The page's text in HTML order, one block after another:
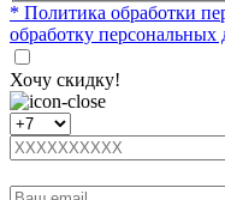
* Политика обработки
обработку персональных
Хочу скидку!